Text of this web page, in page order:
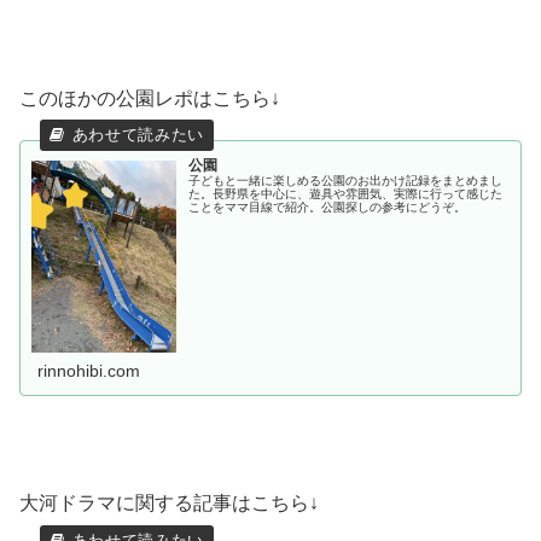
このほかの公園レポはこちら↓
公園
子どもと一緒に楽しめる公園のお出かけ記録をまとめまし
た。長野県を中心に、遊具や雰囲気、実際に行って感じた
ことをママ目線で紹介。公園探しの参考にどうぞ。
rinnohibi.com
大河ドラマに関する記事はこちら↓